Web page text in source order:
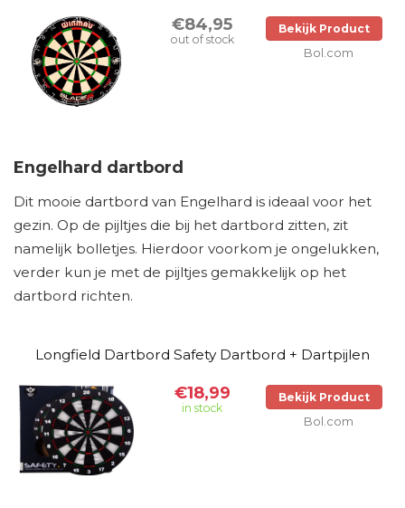
€84,95
out of stock
Bekijk Product
Bol.com
Engelhard dartbord
Dit mooie dartbord van Engelhard is ideaal voor het
gezin. Op de pijltjes die bij het dartbord zitten, zit
namelijk bolletjes. Hierdoor voorkom je ongelukken,
verder kun je met de pijltjes gemakkelijk op het
dartbord richten.
Longfield Dartbord Safety Dartbord + Dartpijlen
€18,99
in stock
Bekijk Product
Bol.com